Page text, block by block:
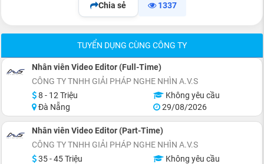
Chia sẻ 1337
TUYỂN DỤNG CÙNG CÔNG TY
Nhân viên Video Editor (Full-Time)
CÔNG TY TNHH GIẢI PHÁP NGHE NHÌN A.V.S
8 - 12 Triệu
Không yêu cầu
Đà Nẵng
29/08/2026
Nhân viên Video Editor (Part-Time)
CÔNG TY TNHH GIẢI PHÁP NGHE NHÌN A.V.S
35 - 45 Triệu
Không yêu cầu